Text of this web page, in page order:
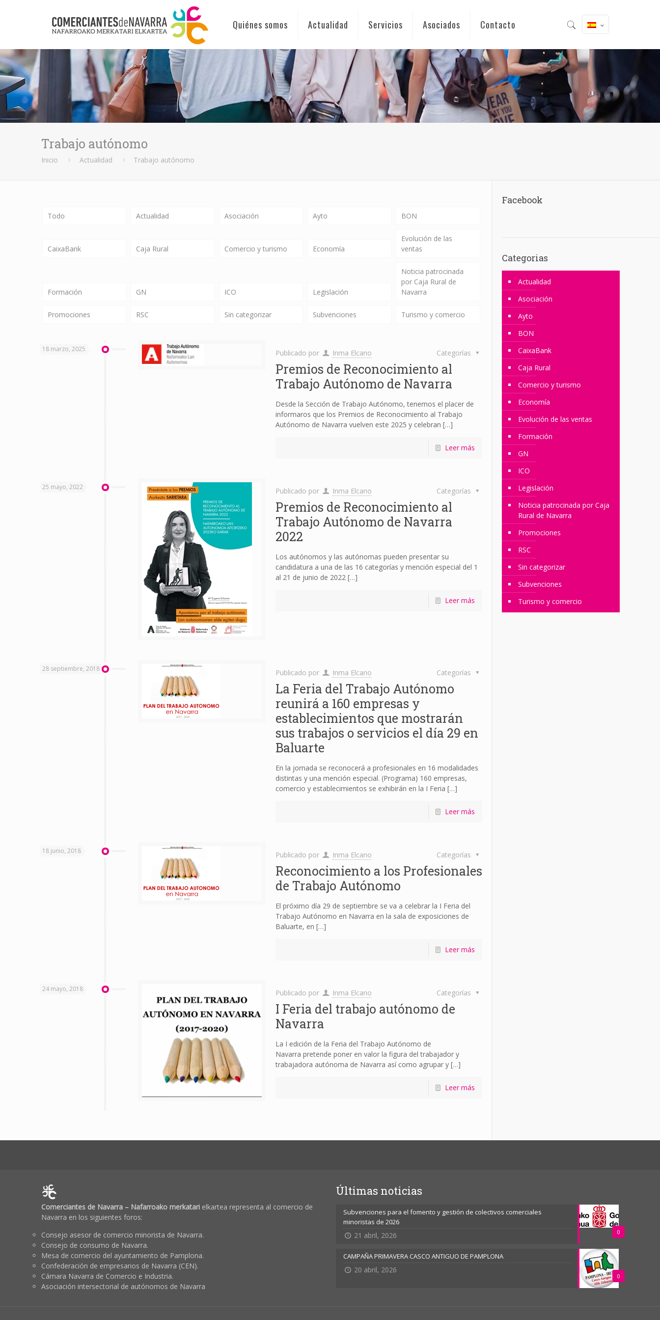
Quiénes somos Actualidad Servicios Asociados Contacto
Trabajo autónomo
Inicio Actualidad Trabajo autónomo
Todo Actualidad Asociación Ayto BON
CaixaBank Caja Rural Comercio y turismo Economía
Evolución de las
ventas
Formación GN ICO Legislación
Noticia patrocinada
por Caja Rural de
Navarra
Promociones RSC Sin categorizar Subvenciones Turismo y comercio
18 marzo, 2025 Publicado por Inma Elcano Categorías
Premios de Reconocimiento al
Trabajo Autónomo de Navarra
Desde la Sección de Trabajo Autónomo, tenemos el placer de
informaros que los Premios de Reconocimiento al Trabajo
Autónomo de Navarra vuelven este 2025 y celebran […]
Leer más
25 mayo, 2022 Publicado por Inma Elcano Categorías
Premios de Reconocimiento al
Trabajo Autónomo de Navarra
2022
Los autónomos y las autónomas pueden presentar su
candidatura a una de las 16 categorías y mención especial del 1
al 21 de junio de 2022[…]
Leer más
28 septiembre, 2018 Publicado por Inma Elcano Categorías
La Feria del Trabajo Autónomo
reunirá a 160 empresas y
establecimientos que mostrarán
sus trabajos o servicios el día 29 en
Baluarte
En la jornada se reconocerá a profesionales en 16 modalidades
distintas y una mención especial. (Programa) 160 empresas,
comercio y establecimientos se exhibirán en la I Feria […]
Leer más
18 junio, 2018 Publicado por Inma Elcano Categorías
Reconocimiento a los Profesionales
de Trabajo Autónomo
El próximo día 29 de septiembre se va a celebrar la I Feria del
Trabajo Autónomo en Navarra en la sala de exposiciones de
Baluarte, en […]
Leer más
24 mayo, 2018 Publicado por Inma Elcano Categorías
I Feria del trabajo autónomo de
Navarra
La I edición de la Feria del Trabajo Autónomo de
Navarra pretende poner en valor la figura del trabajador y
trabajadora autónoma de Navarra así como agrupar y[…]
Leer más
Facebook
Categorias
Actualidad
Asociación
Ayto
BON
CaixaBank
Caja Rural
Comercio y turismo
Economía
Evolución de las ventas
Formación
GN
ICO
Legislación
Noticia patrocinada por Caja
Rural de Navarra
Promociones
RSC
Sin categorizar
Subvenciones
Turismo y comercio
Comerciantes de Navarra – Nafarroako merkatari elkartea representa al comercio de
Navarra en los siguientes foros:
Consejo asesor de comercio minorista de Navarra.
Consejo de consumo de Navarra.
Mesa de comercio del ayuntamiento de Pamplona.
Confederación de empresarios de Navarra (CEN).
Cámara Navarra de Comercio e Industria.
Asociación intersectorial de autónomos de Navarra
Últimas noticias
0
Subvenciones para el fomento y gestión de colectivos comerciales
minoristas de 2026
21 abril, 2026
0
CAMPAÑA PRIMAVERA CASCO ANTIGUO DE PAMPLONA
20 abril, 2026